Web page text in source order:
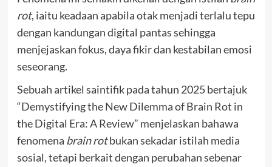
rot, iaitu keadaan apabila otak menjadi terlalu tepu
dengan kandungan digital pantas sehingga
menjejaskan fokus, daya fikir dan kestabilan emosi
seseorang.
Sebuah artikel saintifik pada tahun 2025 bertajuk
“Demystifying the New Dilemma of Brain Rot in
the Digital Era: A Review” menjelaskan bahawa
fenomena brain rotbukan sekadar istilah media
sosial, tetapi berkait dengan perubahan sebenar